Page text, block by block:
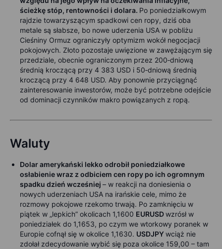
ścieżkę stóp, rentowności i dolara. Po poniedziałkowym
rajdzie towarzyszącym spadkowi cen ropy, dziś oba
metale są słabsze, bo nowe uderzenia USA w pobliżu
Cieśniny Ormuz ograniczyły optymizm wokół negocjacji
pokojowych. Złoto pozostaje uwięzione w zawężającym się
przedziale, obecnie ograniczonym przez 200‑dniową
średnią kroczącą przy 4 383 USD i 50‑dniową średnią
kroczącą przy 4 648 USD. Aby ponownie przyciągnąć
zainteresowanie inwestorów, może być potrzebne odejście
od dominacji czynników makro powiązanych z ropą.
Waluty
Dolar amerykański lekko odrobił poniedziałkowe
osłabienie wraz z odbiciem cen ropy po ich ogromnym
spadku dzień wcześniej – w reakcji na doniesienia o
nowych uderzeniach USA na irańskie cele, mimo że
rozmowy pokojowe rzekomo trwają. Po zamknięciu w
piątek w „lepkich” okolicach 1,1600 EURUSDwzrósł w
poniedziałek do 1,1653, po czym we wtorkowy poranek w
Europie cofnął się w okolice 1,1630. USDJPYwciąż nie
zdołał zdecydowanie wybić się poza okolice 159,00 – tam